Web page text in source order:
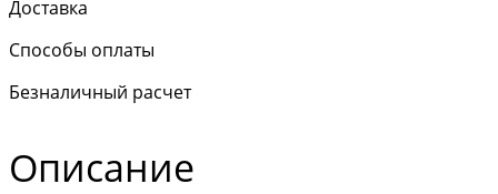
Доставка
Способы оплаты
Безналичный расчет
Описание